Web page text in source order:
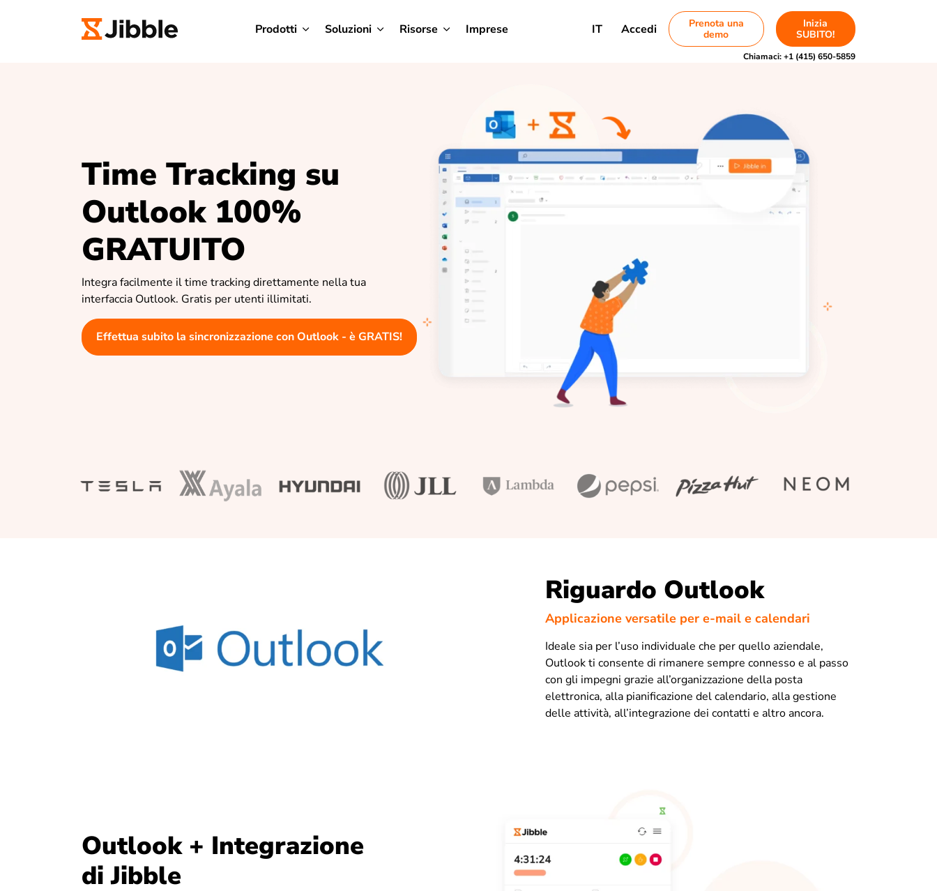
Prodotti Soluzioni Risorse Imprese IT Accedi
Prenota una
demo
Inizia
SUBITO!
Chiamaci:+1 (415) 650-5859
Time Tracking su
Outlook 100%
GRATUITO
Integra facilmente il time tracking direttamente nella tua
interfaccia Outlook. Gratis per utenti illimitati.
Effettua subito la sincronizzazione con Outlook - è GRATIS!
Riguardo Outlook
Applicazione versatile per e-mail e calendari
Ideale sia per l’uso individuale che per quello aziendale,
Outlook ti consente di rimanere sempre connesso e al passo
con gli impegni grazie all’organizzazione della posta
elettronica, alla pianificazione del calendario, alla gestione
delle attività, all’integrazione dei contatti e altro ancora.
Outlook + Integrazione
di Jibble